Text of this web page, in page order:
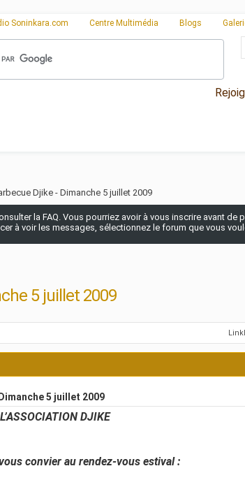
Soninkara.com Centre Multimédia Blogs
Djike - Dimanche 5 juillet 2009
la FAQ. Vous pourriez avoir à vous inscrire avant
à voir les messages, sélectionnez le forum que vous
5 juillet 2009
5 juillet 2009
L’ASSOCIATION DJIKE
convier au rendez-vous estival :